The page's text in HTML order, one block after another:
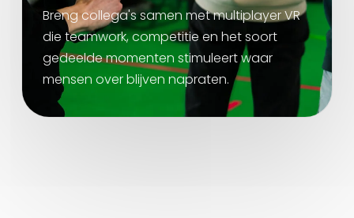
Breng collega's samen met multiplayer VR
die teamwork, competitie en het soort
gedeelde momenten stimuleert waar
mensen over blijven napraten.